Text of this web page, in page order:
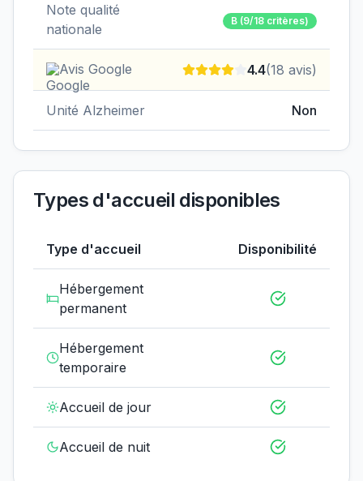
Note qualité
nationale
B (9/18 critères)
Avis Google 4.4(18 avis)
Unité Alzheimer Non
Types d'accueil disponibles
Type d'accueil Disponibilité
Hébergement
permanent
Hébergement
temporaire
Accueil de jour
Accueil de nuit